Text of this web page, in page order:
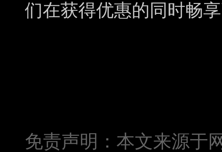
们在获得优惠的同时畅
免责声明：本文来源于